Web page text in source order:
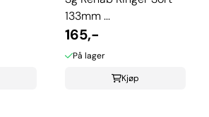
133mm ...
165,-
På lager
Kjøp